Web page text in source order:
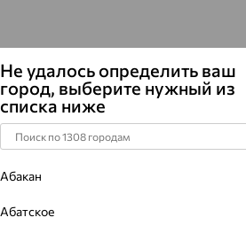
Не удалось определить ваш
город, выберите нужный из
списка ниже
Абакан
Абатское